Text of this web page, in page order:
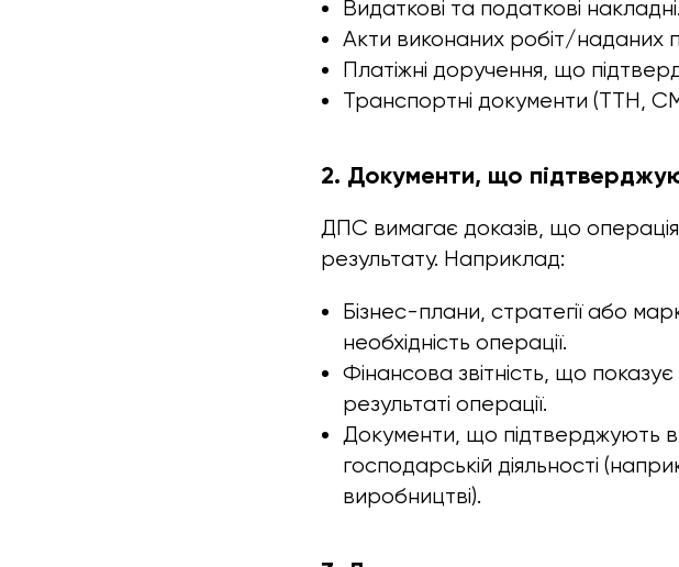
Видаткові та податкові накладні.
Акти виконаних робіт/наданих
Платіжні доручення, що
Транспортні документи (ТТН,
2. Документи, що
ДПС вимагає доказів, що
результату. Наприклад:
Бізнес-плани, стратегії або
необхідність операції.
Фінансова звітність, що
результаті операції.
Документи, що підтверджують
господарській діяльності
виробництві).